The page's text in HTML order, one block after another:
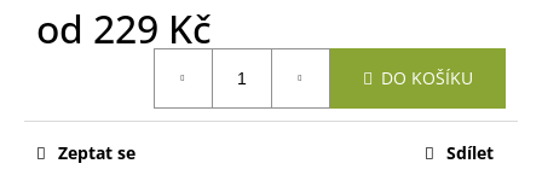
od 229 Kč
DO KOŠÍKU
Zeptat se Sdílet